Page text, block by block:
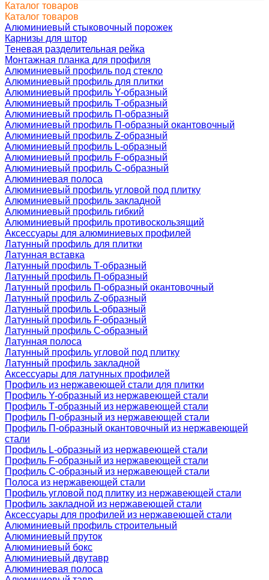
Каталог товаров
Каталог товаров
Алюминиевый стыковочный порожек
Карнизы для штор
Теневая разделительная рейка
Монтажная планка для профиля
Алюминиевый профиль под стекло
Алюминиевый профиль для плитки
Алюминиевый профиль Y-образный
Алюминиевый профиль Т-образный
Алюминиевый профиль П-образный
Алюминиевый профиль П-образный окантовочный
Алюминиевый профиль Z-образный
Алюминиевый профиль L-образный
Алюминиевый профиль F-образный
Алюминиевый профиль C-образный
Алюминиевая полоса
Алюминиевый профиль угловой под плитку
Алюминиевый профиль закладной
Алюминиевый профиль гибкий
Алюминиевый профиль противоскользящий
Аксессуары для алюминиевых профилей
Латунный профиль для плитки
Латунная вставка
Латунный профиль Т-образный
Латунный профиль П-образный
Латунный профиль П-образный окантовочный
Латунный профиль Z-образный
Латунный профиль L-образный
Латунный профиль F-образный
Латунный профиль C-образный
Латунная полоса
Латунный профиль угловой под плитку
Латунный профиль закладной
Аксессуары для латунных профилей
Профиль из нержавеющей стали для плитки
Профиль Y-образный из нержавеющей стали
Профиль Т-образный из нержавеющей стали
Профиль П-образный из нержавеющей стали
Профиль П-образный окантовочный из нержавеющей
стали
Профиль L-образный из нержавеющей стали
Профиль F-образный из нержавеющей стали
Профиль C-образный из нержавеющей стали
Полоса из нержавеющей стали
Профиль угловой под плитку из нержавеющей стали
Профиль закладной из нержавеющей стали
Аксессуары для профилей из нержавеющей стали
Алюминиевый профиль строительный
Алюминиевый пруток
Алюминиевый бокс
Алюминиевый двутавр
Алюминиевая полоса